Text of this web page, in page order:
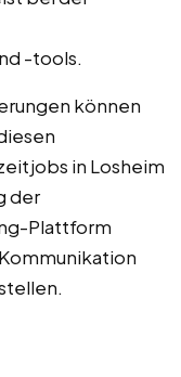
-tools.
können
in Losheim
der
Plattform